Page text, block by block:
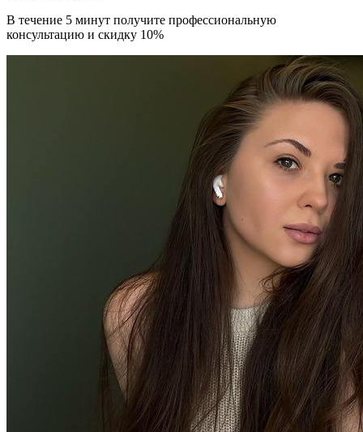
В течение 5 минут получите профессиональную
консультацию и скидку 10%